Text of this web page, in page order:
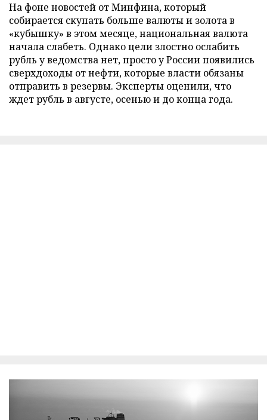
На фоне новостей от Минфина, который
собирается скупать больше валюты и золота в
«кубышку» в этом месяце, национальная валюта
начала слабеть. Однако цели злостно ослабить
рубль у ведомства нет, просто у России появились
сверхдоходы от нефти, которые власти обязаны
отправить в резервы. Эксперты оценили, что
ждет рубль в августе, осенью и до конца года.